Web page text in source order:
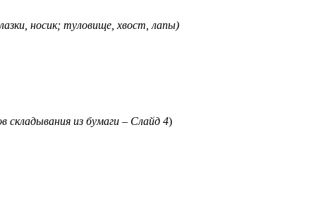
носик; туловище, хвост, лапы)
складывания из бумаги – Слайд 4)